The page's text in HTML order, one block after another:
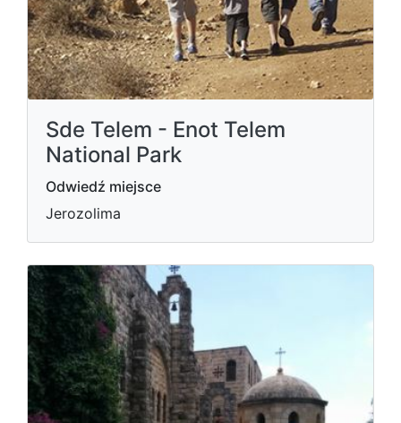
Sde Telem - Enot Telem
National Park
Odwiedź miejsce
Jerozolima